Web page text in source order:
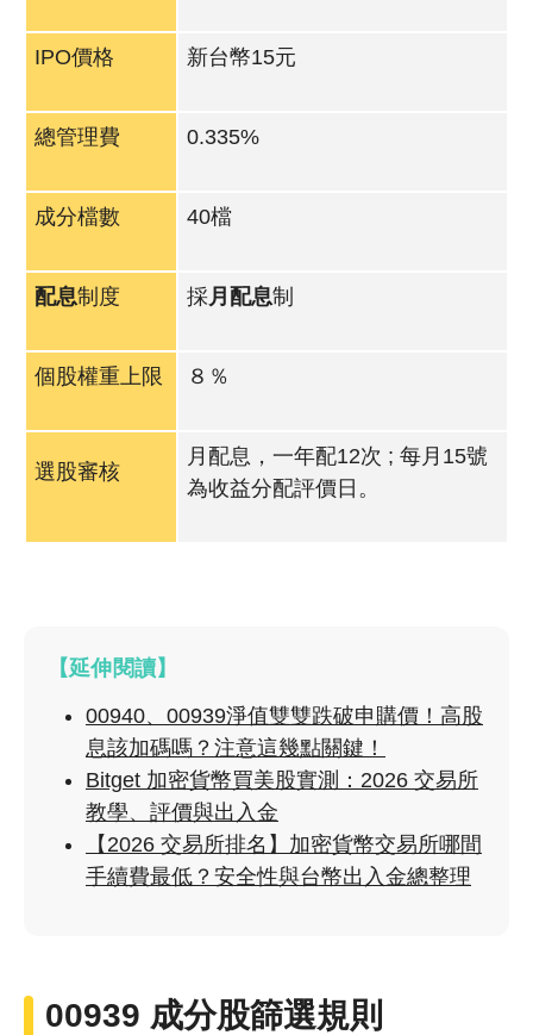
IPO價格 新台幣15元
總管理費 0.335%
成分檔數 40檔
配息制度 採月配息制
個股權重上限 ８％
選股審核
月配息，一年配12次 ; 每月15號
為收益分配評價日。
【延伸閱讀】
00940、00939淨值雙雙跌破申購價！高股
息該加碼嗎？注意這幾點關鍵！
Bitget 加密貨幣買美股實測：2026 交易所
教學、評價與出入金
【2026 交易所排名】加密貨幣交易所哪間
手續費最低？安全性與台幣出入金總整理
00939 成分股篩選規則